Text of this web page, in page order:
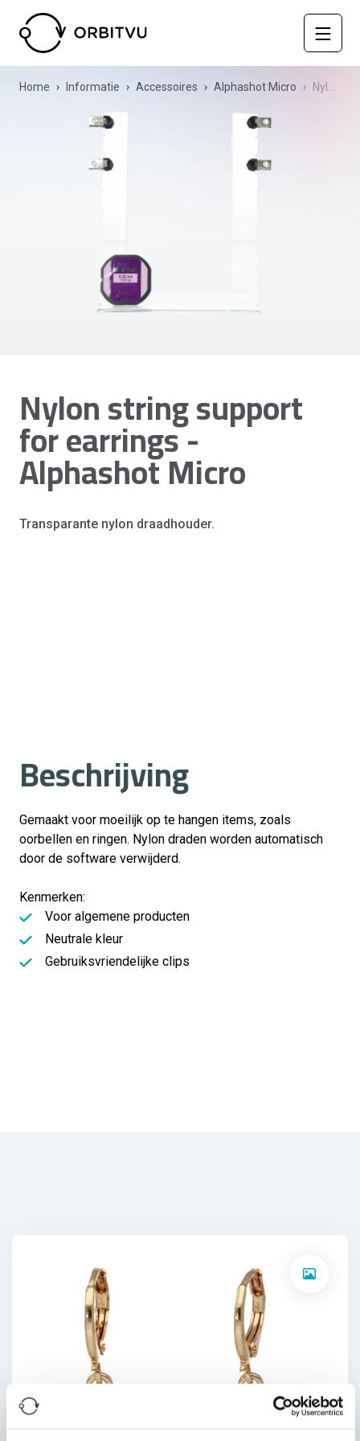
Home Informatie Accessoires Alphashot Micro Nylon string support for earrings - Alphashot Micro
Nylon string support
for earrings -
Alphashot Micro
Transparante nylon draadhouder.
Beschrijving
Gemaakt voor moeilijk op te hangen items, zoals
oorbellen en ringen. Nylon draden worden automatisch
door de software verwijderd.
Kenmerken:
Voor algemene producten
Neutrale kleur
Gebruiksvriendelijke clips